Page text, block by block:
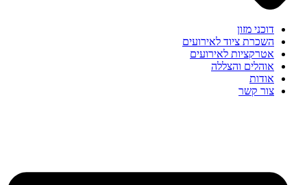
דוכני מזון
השכרת ציוד לאירועים
אטרקציות לאירועים
אוהלים והצללה
אודות
צור קשר